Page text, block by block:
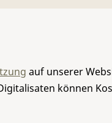
auf unserer
können